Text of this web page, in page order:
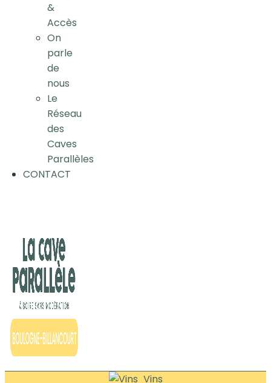
&
Accès
On
parle
de
nous
Le
Réseau
des
Caves
Parallèles
CONTACT
Vins